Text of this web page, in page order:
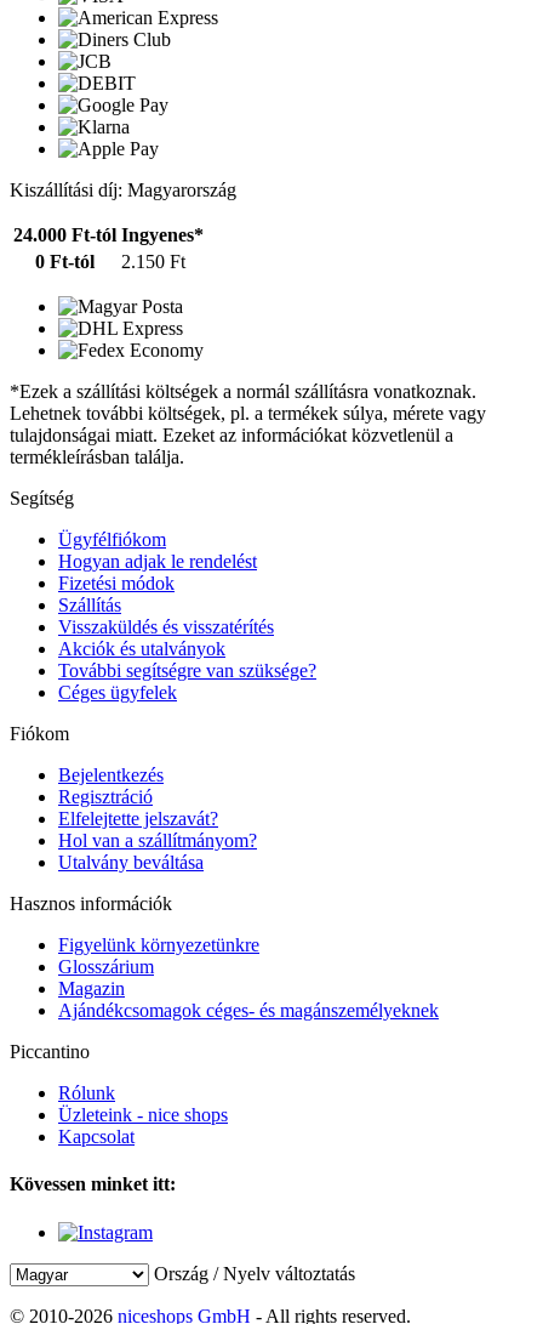
Kiszállítási díj: Magyarország
24.000 Ft-tól Ingyenes*
0 Ft-tól
2.150 Ft
*Ezek a szállítási költségek a normál szállításra vonatkoznak.
Lehetnek további költségek, pl. a termékek súlya, mérete vagy
tulajdonságai miatt. Ezeket az információkat közvetlenül a
termékleírásban találja.
Segítség
Ügyfélfiókom
Hogyan adjak le rendelést
Fizetési módok
Szállítás
Visszaküldés és visszatérítés
Akciók és utalványok
További segítségre van szüksége?
Céges ügyfelek
Fiókom
Bejelentkezés
Regisztráció
Elfelejtette jelszavát?
Hol van a szállítmányom?
Utalvány beváltása
Hasznos információk
Figyelünk környezetünkre
Glosszárium
Magazin
Ajándékcsomagok céges- és magánszemélyeknek
Piccantino
Rólunk
Üzleteink - nice shops
Kapcsolat
Kövessen minket itt:
Ország / Nyelv változtatás
© 2010-2026 niceshops GmbH - All rights reserved.